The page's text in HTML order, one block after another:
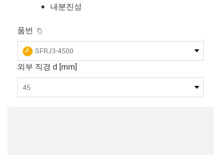
내분진성
품번
igus-icon-lieferzeit
SFRJ3-4500
외부 직경 d [mm]
45